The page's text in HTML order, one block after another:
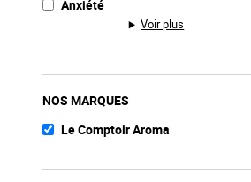
Anxiété
Voir plus
NOS MARQUES
Le Comptoir Aroma